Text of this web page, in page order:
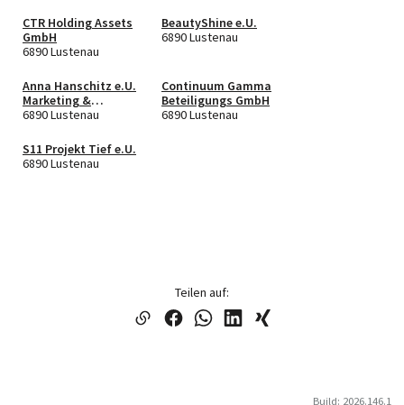
CTR Holding Assets
GmbH
6890 Lustenau
BeautyShine e.U.
6890 Lustenau
Anna Hanschitz e.U.
Marketing &
Webdesign
6890 Lustenau
Continuum Gamma
Beteiligungs GmbH
6890 Lustenau
S11 Projekt Tief e.U.
6890 Lustenau
Teilen auf:
Build: 2026.146.1